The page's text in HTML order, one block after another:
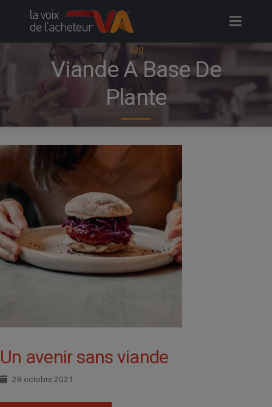
Tag
Viande A Base De
Plante
Un avenir sans viande
28 octobre 2021